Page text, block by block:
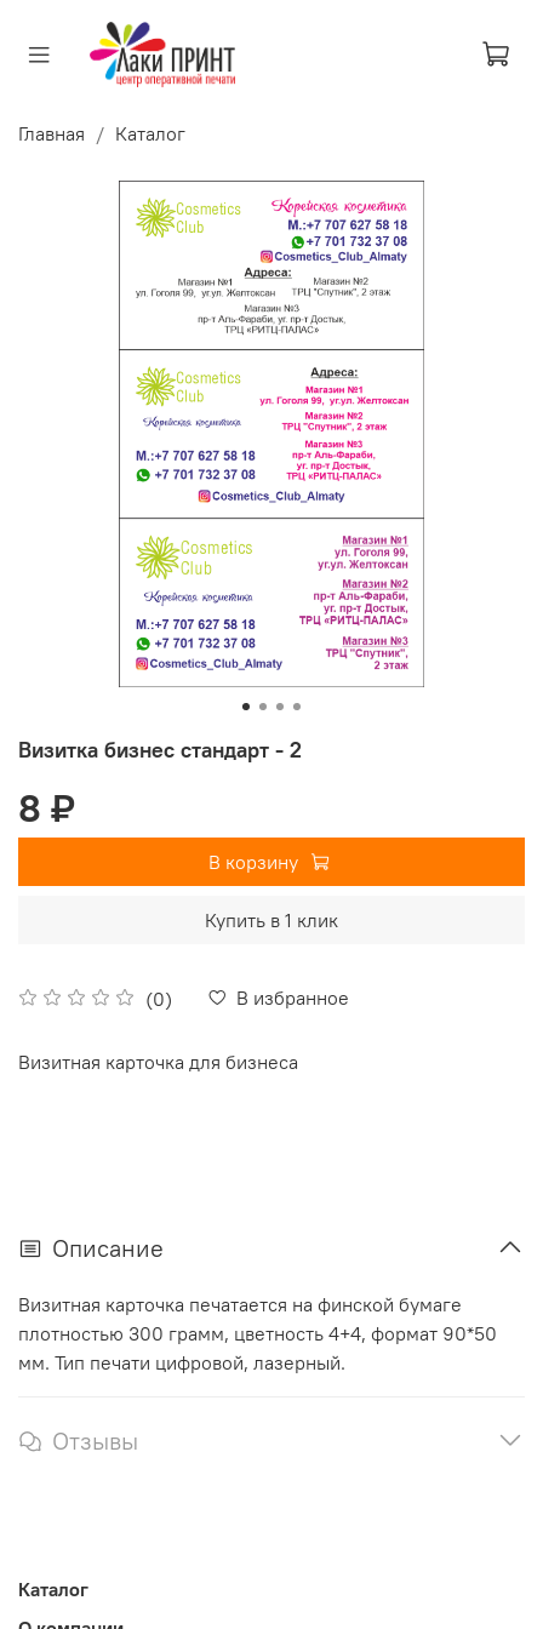
Главная Каталог
Визитка бизнес стандарт - 2
(0) В избранное
8 ₽
В корзину
Купить в 1 клик
Визитная карточка для бизнеса
Описание
Визитная карточка печатается на финской бумаге
плотностью 300 грамм, цветность 4+4, формат 90*50
мм. Тип печати цифровой, лазерный.
Отзывы
Каталог